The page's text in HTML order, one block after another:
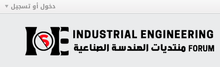
دخول أو تسجيل